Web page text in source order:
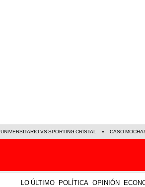
UNIVERSITARIO VS SPORTING CRISTAL CASO
LO ÚLTIMO POLÍTICA OPINIÓN